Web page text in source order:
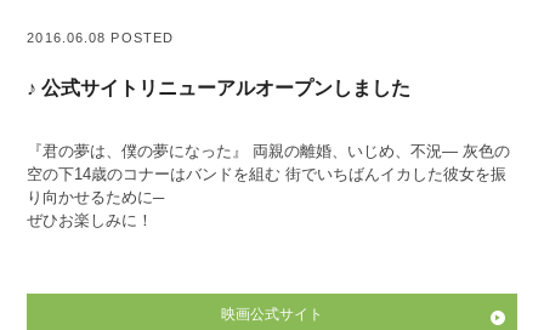
2016.06.08 POSTED
♪ 公式サイトリニューアルオープンしました
『君の夢は、僕の夢になった』 両親の離婚、いじめ、不況― 灰色の
空の下14歳のコナーはバンドを組む 街でいちばんイカした彼女を振
り向かせるために─
ぜひお楽しみに！
映画公式サイト